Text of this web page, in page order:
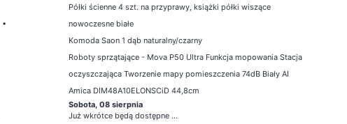
•
Półki ścienne 4 szt. na przyprawy, książki półki wiszące
nowoczesne białe
Komoda Saon 1 dąb naturalny/czarny
Roboty sprzątające - Mova P50 Ultra Funkcja mopowania Stacja
oczyszczająca Tworzenie mapy pomieszczenia 74dB Biały AI
Amica DIM48A10ELONSCiD 44,8cm
Sobota, 08 sierpnia
Już wkrótce będą dostępne ...